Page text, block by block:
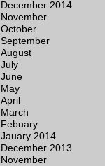
December 2014
November
October
September
August
July
June
May
April
March
Febuary
Jauary 2014
December 2013
November